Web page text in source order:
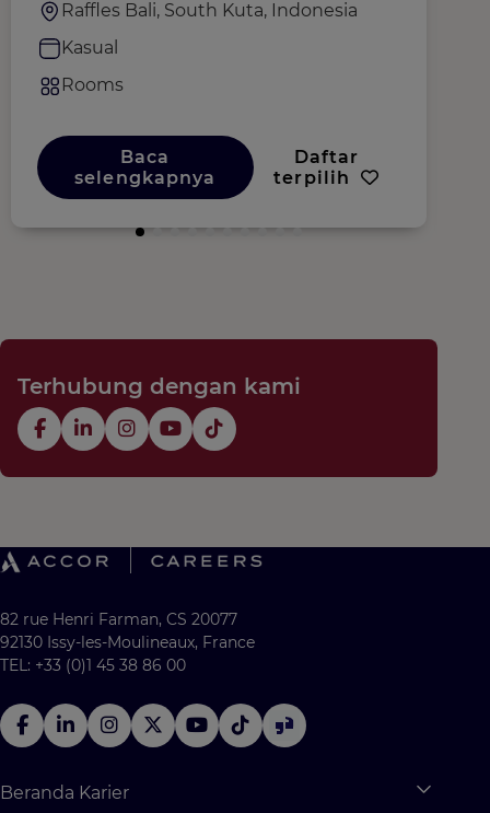
Raffles Bali, South Kuta, Indonesia
Kasual
Rooms
Baca
selengkapnya
Daftar
terpilih
Terhubung dengan kami
82 rue Henri Farman, CS 20077
92130 Issy-les-Moulineaux, France
TEL: +33 (0)1 45 38 86 00
Beranda Karier